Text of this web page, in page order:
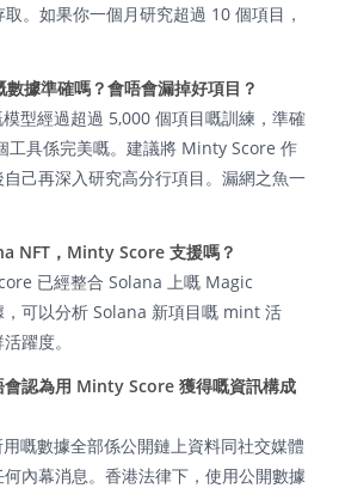
。如果你一個月研究超過 10 個項目，
據準確嗎？會唔會漏掉好項目？
型經過超過 5,000 個項目嘅訓練，準確
工具係完美嘅。建議將 Minty Score 作
己再深入研究高分行項目。漏網之魚一
NFT，Minty Score 支援嗎？
已經整合 Solana 上嘅 Magic
可以分析 Solana 新項目嘅 mint 活
躍度。
會認為用 Minty Score 獲得嘅資訊構成
嘅數據全部係公開鏈上資料同社交媒體
內幕消息。香港法律下，使用公開數據